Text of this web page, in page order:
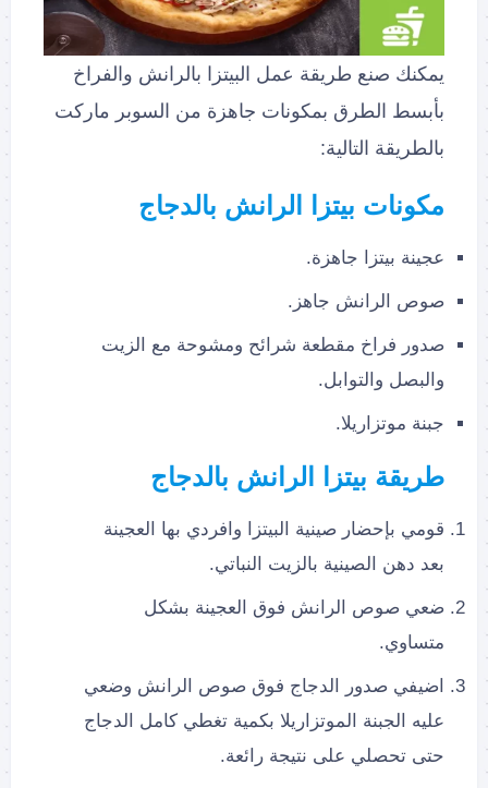
يمكنك صنع طريقة عمل البيتزا بالرانش والفراخ
بأبسط الطرق بمكونات جاهزة من السوبر ماركت
بالطريقة التالية:
مكونات بيتزا الرانش بالدجاج
عجينة بيتزا جاهزة.
صوص الرانش جاهز.
صدور فراخ مقطعة شرائح ومشوحة مع الزيت
والبصل والتوابل.
جبنة موتزاريلا.
طريقة بيتزا الرانش بالدجاج
قومي بإحضار صينية البيتزا وافردي بها العجينة
بعد دهن الصينية بالزيت النباتي.
ضعي صوص الرانش فوق العجينة بشكل
متساوي.
اضيفي صدور الدجاج فوق صوص الرانش وضعي
عليه الجبنة الموتزاريلا بكمية تغطي كامل الدجاج
حتى تحصلي على نتيجة رائعة.